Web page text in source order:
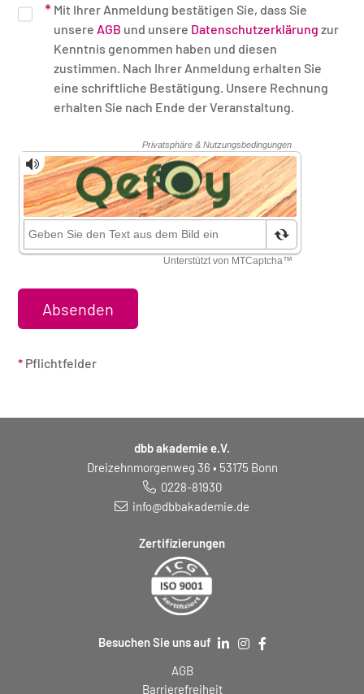
Mit Ihrer Anmeldung bestätigen Sie, dass Sie
unsere AGB und unsere Datenschutzerklärung zur
Kenntnis genommen haben und diesen
zustimmen. Nach Ihrer Anmeldung erhalten Sie
eine schriftliche Bestätigung. Unsere Rechnung
erhalten Sie nach Ende der Veranstaltung.
Sicherheitsüberprüfung
* Pflichtfelder
dbb akademie e.V.
Dreizehnmorgenweg 36 • 53175 Bonn
0228-81930
info@dbbakademie.de
Zertifizierungen
Besuchen Sie uns auf
AGB
Barrierefreiheit